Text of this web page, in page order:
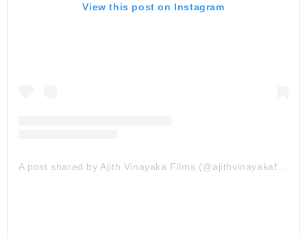
View this post on Instagram